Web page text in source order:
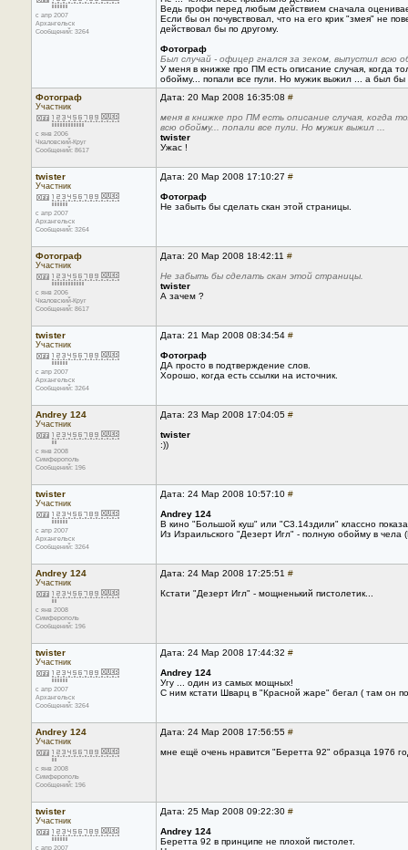
с апр 2007
Архангельск
Сообщений: 3264
Ведь профи перед любым действием сначала
Если бы он почувствовал, что на его крик "змея" не
действовал бы по другому.
Фотограф
Был случай - офицер гнался за зеком, выпустил всю
У меня в книжке про ПМ есть описание случая, когда
обойму... попали все пули. Но мужик выжил ... а был бы
Фотограф
Участник
с янв 2006
Чкаловский-Круг
Сообщений: 8617
Дата: 20 Мар 2008 16:35:08 #
меня в книжке про ПМ есть описание случая, когда
всю обойму... попали все пули. Но мужик выжил ...
twister
Ужас !
twister
Участник
с апр 2007
Архангельск
Сообщений: 3264
Дата: 20 Мар 2008 17:10:27 #
Фотограф
Не забыть бы сделать скан этой страницы.
Фотограф
Участник
с янв 2006
Чкаловский-Круг
Сообщений: 8617
Дата: 20 Мар 2008 18:42:11 #
Не забыть бы сделать скан этой страницы.
twister
А зачем ?
twister
Участник
с апр 2007
Архангельск
Сообщений: 3264
Дата: 21 Мар 2008 08:34:54 #
Фотограф
ДА просто в подтверждение слов.
Хорошо, когда есть ссылки на источник.
Andrey 124
Участник
с янв 2008
Симферополь
Сообщений: 196
Дата: 23 Мар 2008 17:04:05 #
twister
:))
twister
Участник
с апр 2007
Архангельск
Сообщений: 3264
Дата: 24 Мар 2008 10:57:10 #
Andrey 124
В кино "Большой куш" или "С3.14здили" классно
Из Израильского "Дезерт Игл" - полную обойму в чела
Andrey 124
Участник
с янв 2008
Симферополь
Сообщений: 196
Дата: 24 Мар 2008 17:25:51 #
Кстати "Дезерт Игл" - мощненький пистолетик...
twister
Участник
с апр 2007
Архангельск
Сообщений: 3264
Дата: 24 Мар 2008 17:44:32 #
Andrey 124
Угу ... один из самых мощных!
С ним кстати Шварц в "Красной жаре" бегал ( там он
Andrey 124
Участник
с янв 2008
Симферополь
Сообщений: 196
Дата: 24 Мар 2008 17:56:55 #
мне ещё очень нравится "Беретта 92" образца 1976
twister
Участник
с апр 2007
Дата: 25 Мар 2008 09:22:30 #
Andrey 124
Беретта 92 в принципе не плохой пистолет.